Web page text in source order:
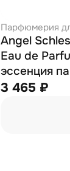
Парфюмерия
Angel
Eau de
эссенция
вода 100 мл
3 465 ₽